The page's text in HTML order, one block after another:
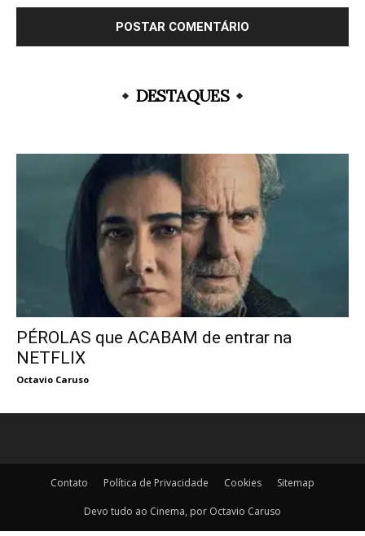
DESTAQUES
PÉROLAS que ACABAM de entrar na
NETFLIX
Octavio Caruso
Contato Política de Privacidade Cookies Sitemap
Devo tudo ao Cinema, por Octavio Caruso